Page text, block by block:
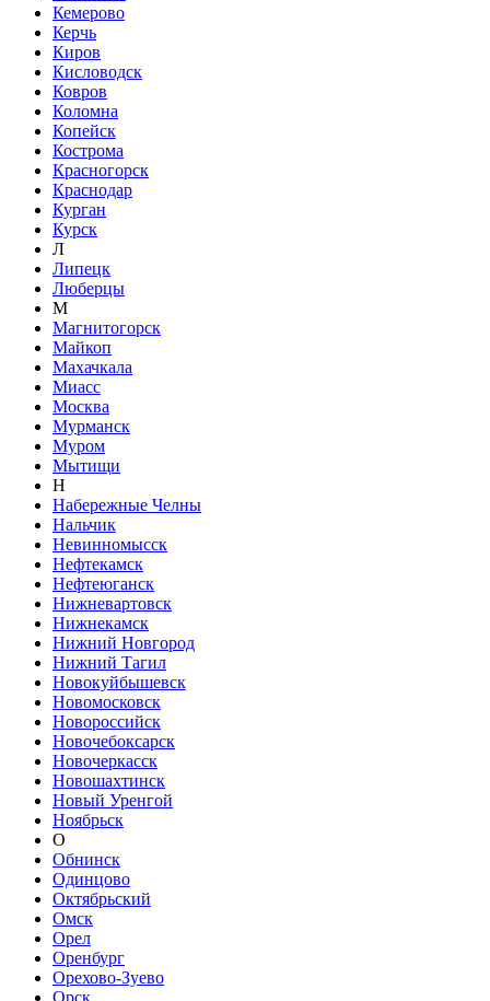
Кемерово
Керчь
Киров
Кисловодск
Ковров
Коломна
Копейск
Кострома
Красногорск
Краснодар
Курган
Курск
Л
Липецк
Люберцы
М
Магнитогорск
Майкоп
Махачкала
Миасс
Москва
Мурманск
Муром
Мытищи
Н
Набережные Челны
Нальчик
Невинномысск
Нефтекамск
Нефтеюганск
Нижневартовск
Нижнекамск
Нижний Новгород
Нижний Тагил
Новокуйбышевск
Новомосковск
Новороссийск
Новочебоксарск
Новочеркасск
Новошахтинск
Новый Уренгой
Ноябрьск
О
Обнинск
Одинцово
Октябрьский
Омск
Орел
Оренбург
Орехово-Зуево
Орск